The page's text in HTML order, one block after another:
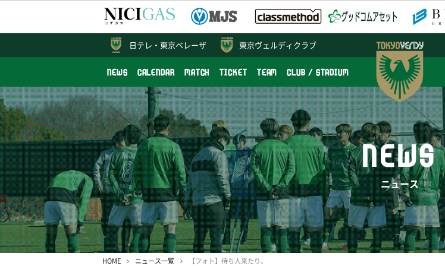
東京ヴェルディクラブ
NEWS CALENDAR MATCH TICKET TEAM CLUB / STADIUM
日テレ・ 東京ベレーザ
NEWS
ニュース
HOME ニュース一覧 【フォト】待ち人来たり。